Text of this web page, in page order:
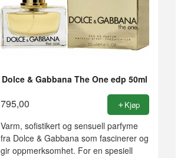
Dolce & Gabbana The One edp 50ml
795,00 Kjøp
Varm, sofistikert og sensuell parfyme
fra Dolce & Gabbana som fascinerer og
gir oppmerksomhet. For en spesiell